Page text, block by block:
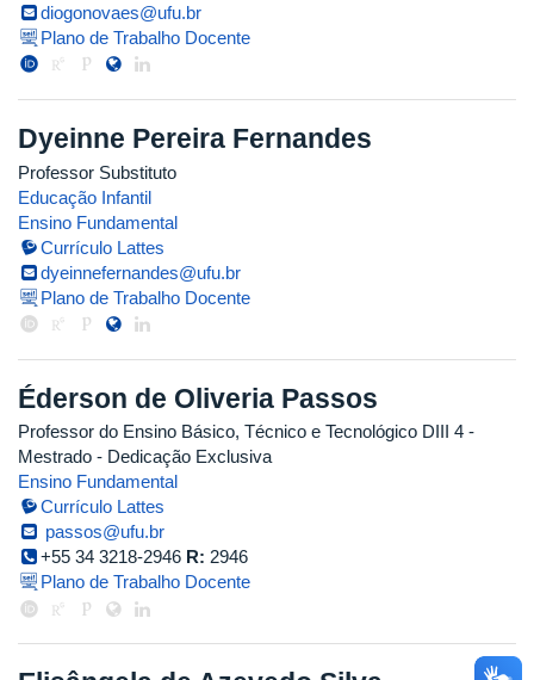
diogonovaes@ufu.br
Plano de Trabalho Docente
Dyeinne Pereira Fernandes
Professor Substituto
Educação Infantil
Ensino Fundamental
Currículo Lattes
dyeinnefernandes@ufu.br
Plano de Trabalho Docente
Éderson de Oliveria Passos
Professor do Ensino Básico, Técnico e Tecnológico DIII 4 -
Mestrado - Dedicação Exclusiva
Ensino Fundamental
Currículo Lattes
passos@ufu.br
+55 34 3218-2946 R: 2946
Plano de Trabalho Docente